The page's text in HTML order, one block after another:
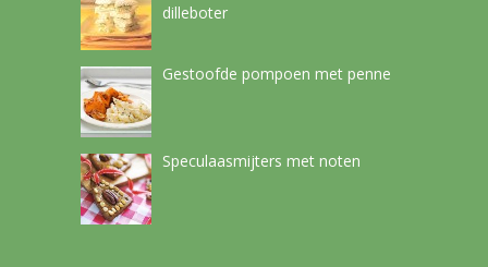
dilleboter
Gestoofde pompoen met penne
Speculaasmijters met noten